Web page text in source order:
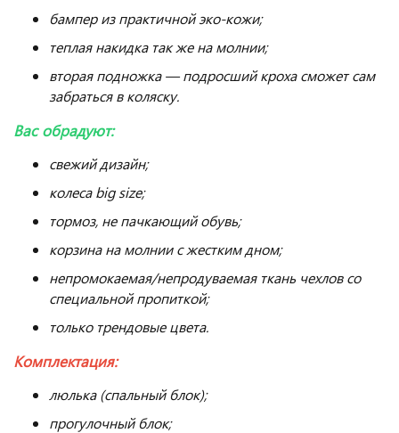
бампер из практичной эко-кожи;
теплая накидка так же на молнии;
вторая подножка — подросший кроха сможет сам
забраться в коляску.
Вас обрадуют:
свежий дизайн;
колеса big size;
тормоз, не пачкающий обувь;
корзина на молнии с жестким дном;
непромокаемая/непродуваемая ткань чехлов со
специальной пропиткой;
только трендовые цвета.
Комплектация:
люлька (спальный блок);
прогулочный блок;